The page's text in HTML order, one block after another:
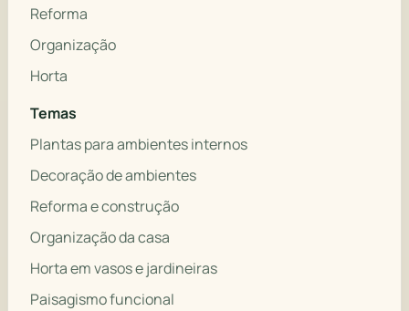
Reforma
Organização
Horta
Temas
Plantas para ambientes internos
Decoração de ambientes
Reforma e construção
Organização da casa
Horta em vasos e jardineiras
Paisagismo funcional